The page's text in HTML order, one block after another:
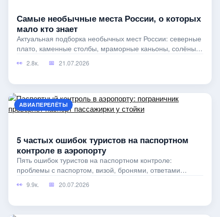
Самые необычные места России, о которых
мало кто знает
2.8к. 21.07.2026
Актуальная подборка необычных мест России: северные
плато, каменные столбы, мраморные каньоны, солёные
АВИАПЕРЕЛЁТЫ
5 частых ошибок туристов на паспортном
контроле в аэропорту
9.9к. 20.07.2026
Пять ошибок туристов на паспортном контроле:
проблемы с паспортом, визой, бронями, ответами